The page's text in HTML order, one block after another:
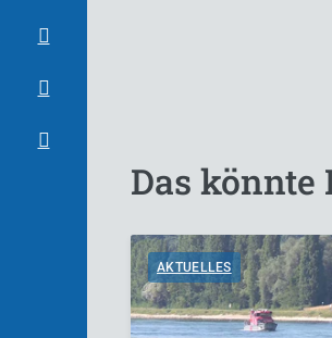
Das könnte
AKTUELLES